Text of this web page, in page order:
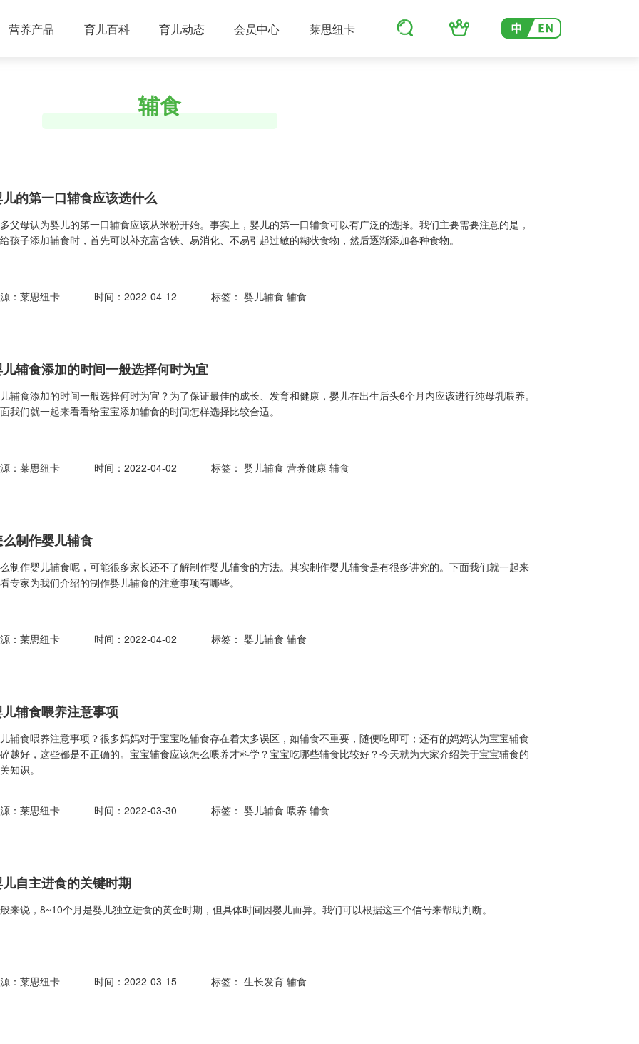
营养产品 育儿百科 育儿动态 会员中心 莱思纽卡
辅食
的第一口辅食应该选什么
父母认为婴儿的第一口辅食应该从米粉开始。事实上，婴儿的第一口辅食可以有广泛的选择。我们主要需要注意的是，
孩子添加辅食时，首先可以补充富含铁、易消化、不易引起过敏的糊状食物，然后逐渐添加各种食物。
：莱思纽卡 时间：2022-04-12 标签：婴儿辅食 辅食
辅食添加的时间一般选择何时为宜
辅食添加的时间一般选择何时为宜？为了保证最佳的成长、发育和健康，婴儿在出生后头6个月内应该进行纯母乳喂养。
我们就一起来看看给宝宝添加辅食的时间怎样选择比较合适。
：莱思纽卡 时间：2022-04-02 标签：婴儿辅食 营养健康 辅食
制作婴儿辅食
制作婴儿辅食呢，可能很多家长还不了解制作婴儿辅食的方法。其实制作婴儿辅食是有很多讲究的。下面我们就一起来
专家为我们介绍的制作婴儿辅食的注意事项有哪些。
：莱思纽卡 时间：2022-04-02 标签：婴儿辅食 辅食
辅食喂养注意事项
辅食喂养注意事项？很多妈妈对于宝宝吃辅食存在着太多误区，如辅食不重要，随便吃即可；还有的妈妈认为宝宝辅食
越好，这些都是不正确的。宝宝辅食应该怎么喂养才科学？宝宝吃哪些辅食比较好？今天就为大家介绍关于宝宝辅食的
知识。
：莱思纽卡 时间：2022-03-30 标签：婴儿辅食 喂养 辅食
自主进食的关键时期
来说，8~10个月是婴儿独立进食的黄金时期，但具体时间因婴儿而异。我们可以根据这三个信号来帮助判断。
：莱思纽卡 时间：2022-03-15 标签：生长发育 辅食